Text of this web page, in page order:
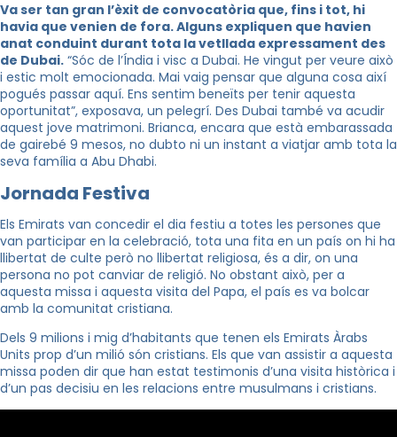
Va ser tan gran l’èxit de convocatòria que, fins i tot, hi
havia que venien de fora. Alguns expliquen que havien
anat conduint durant tota la vetllada expressament des
de Dubai. “Sóc de l’Índia i visc a Dubai. He vingut per veure això
i estic molt emocionada. Mai vaig pensar que alguna cosa així
pogués passar aquí. Ens sentim beneïts per tenir aquesta
oportunitat”, exposava, un pelegrí. Des Dubai també va acudir
aquest jove matrimoni. Brianca, encara que està embarassada
de gairebé 9 mesos, no dubto ni un instant a viatjar amb tota la
seva família a Abu Dhabi.
Jornada Festiva
Els Emirats van concedir el dia festiu a totes les persones que
van participar en la celebració, tota una fita en un país on hi ha
llibertat de culte però no llibertat religiosa, és a dir, on una
persona no pot canviar de religió. No obstant això, per a
aquesta missa i aquesta visita del Papa, el país es va bolcar
amb la comunitat cristiana.
Dels 9 milions i mig d’habitants que tenen els Emirats Àrabs
Units prop d’un milió són cristians. Els que van assistir a aquesta
missa poden dir que han estat testimonis d’una visita històrica i
d’un pas decisiu en les relacions entre musulmans i cristians.